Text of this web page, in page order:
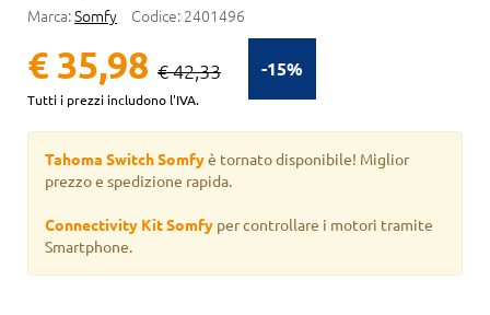
Marca:Somfy Codice: 2401496
-15%
€ 35,98 € 42,33
Tutti i prezzi includono l'IVA.
Tahoma Switch Somfyè tornato disponibile! Miglior
prezzo e spedizione rapida.
Connectivity Kit Somfy per controllare i motori tramite
Smartphone.